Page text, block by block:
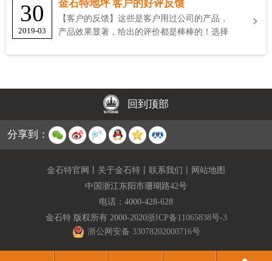
30
2019-03
金石特地坪 客户的好评反馈
【客户的反馈】这些是客户用过公司的产品，
产品效果显著，给出的评价都是棒棒的！选择
回到顶部
分享到：
金石特官网 关于金石特 联系我们
网站地图
中国浙江东阳市珊瑚路42号
电话： 4000-428-628
金石特 版权所有 2000-2020浙ICP备11065838号-3
浙公网安备 33078202000716号